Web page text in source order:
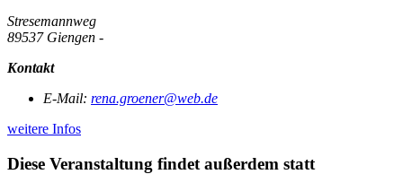
Stresemannweg
89537 Giengen -
Kontakt
E-Mail: rena.groener@web.de
weitere Infos
Diese Veranstaltung findet außerdem statt